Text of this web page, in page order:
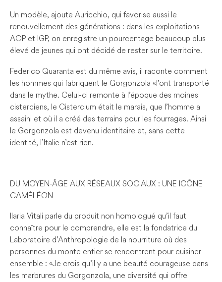
Un modèle, ajoute Auricchio, qui favorise aussi le
renouvellement des générations : dans les exploitations
AOP et IGP, on enregistre un pourcentage beaucoup plus
élevé de jeunes qui ont décidé de rester sur le territoire.
Federico Quaranta est du même avis, il raconte comment
les hommes qui fabriquent le Gorgonzola « l’ont transporté
dans le mythe. Celui-ci remonte à l’époque des moines
cisterciens, le Cistercium était le marais, que l’homme a
assaini et où il a créé des terrains pour les fourrages. Ainsi
le Gorgonzola est devenu identitaire et, sans cette
identité, l’Italie n’est rien.
DU MOYEN-ÂGE AUX RÉSEAUX SOCIAUX : UNE ICÔNE
CAMÉLÉON
Ilaria Vitali parle du produit non homologué qu’il faut
connaître pour le comprendre, elle est la fondatrice du
Laboratoire d’Anthropologie de la nourriture où des
personnes du monte entier se rencontrent pour cuisiner
ensemble : « Je crois qu’il y a une beauté courageuse dans
les marbrures du Gorgonzola, une diversité qui offre